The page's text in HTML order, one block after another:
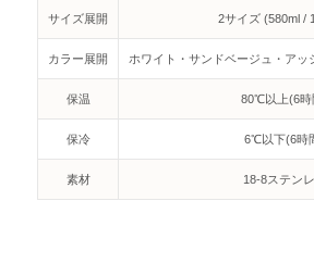
サイズ展開 2サイズ (580ml /
カラー展開 ホワイト・サンドベージュ・アッ
保温 80℃以上(6時
保冷 6℃以下(6時
素材 18-8ステン